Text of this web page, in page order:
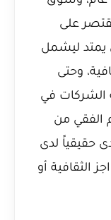
على
يمتد ليشمل
وحتى
الشركات في
الفقي من
حقيقياً لدى
الثقافية أو